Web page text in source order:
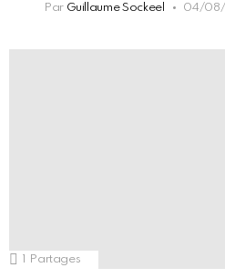
Par Guillaume Sockeel 04/
1 Partages